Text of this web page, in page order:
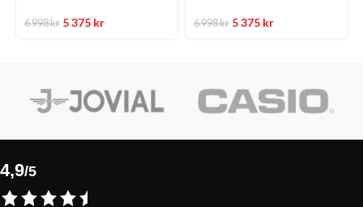
6 998kr 5 375 kr 6 998kr 5 375 kr
4,9/5